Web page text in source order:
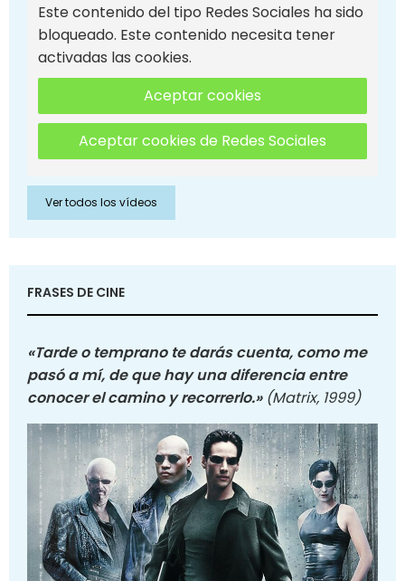
Este contenido del tipo Redes Sociales ha sido
bloqueado. Este contenido necesita tener
activadas las cookies.
Aceptar cookies
Aceptar cookies de Redes Sociales
Ver todos los vídeos
FRASES DE CINE
«Tarde o temprano te darás cuenta, como me
pasó a mí, de que hay una diferencia entre
conocer el camino y recorrerlo.» (Matrix, 1999)